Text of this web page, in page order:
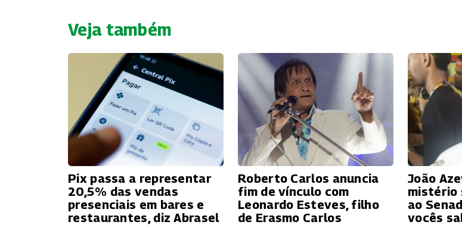
Veja também
Pix passa a representar
20,5% das vendas
presenciais em bares e
restaurantes, diz Abrasel
Roberto Carlos anuncia
fim de vínculo com
Leonardo Esteves, filho
de Erasmo Carlos
João
mistério
ao
vocês